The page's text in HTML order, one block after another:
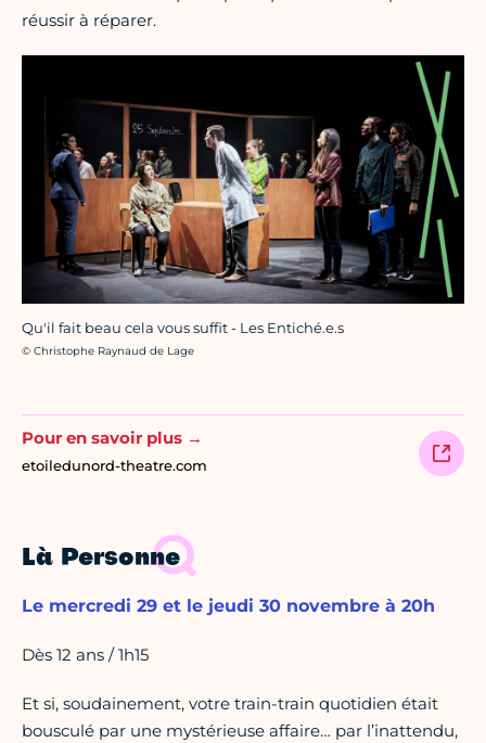
réussir à réparer.
Qu'il fait beau cela vous suffit - Les Entiché.e.s
Crédit photo :
© Christophe Raynaud de Lage
Pour en savoir plus →
etoiledunord-theatre.com
Là Personne
Le mercredi 29 et le jeudi 30 novembre à 20h
Dès 12 ans / 1h15
Et si, soudainement, votre train-train quotidien était
bousculé par une mystérieuse affaire… par l’inattendu,